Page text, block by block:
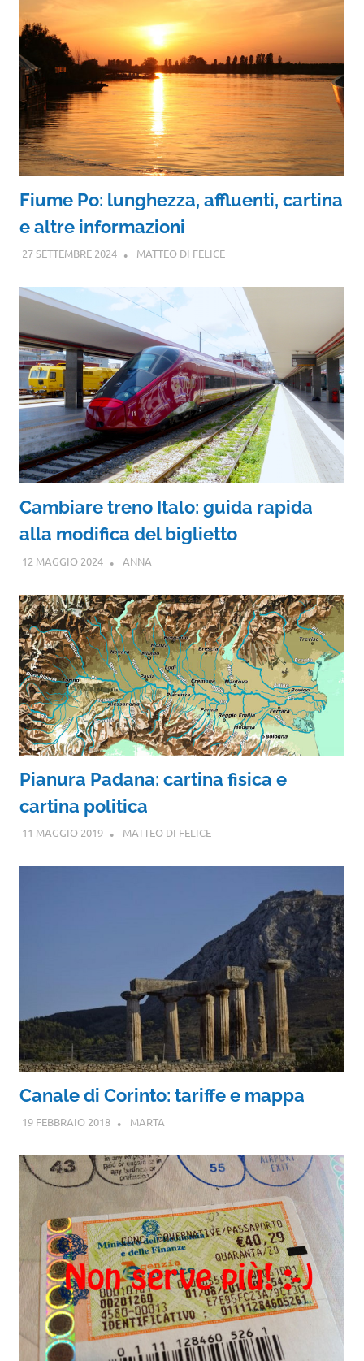
Fiume Po: lunghezza, affluenti, cartina
e altre informazioni
27 SETTEMBRE 2024 MATTEO DI FELICE
Cambiare treno Italo: guida rapida
alla modifica del biglietto
12 MAGGIO 2024 ANNA
Pianura Padana: cartina fisica e
cartina politica
11 MAGGIO 2019 MATTEO DI FELICE
Canale di Corinto: tariffe e mappa
19 FEBBRAIO 2018 MARTA